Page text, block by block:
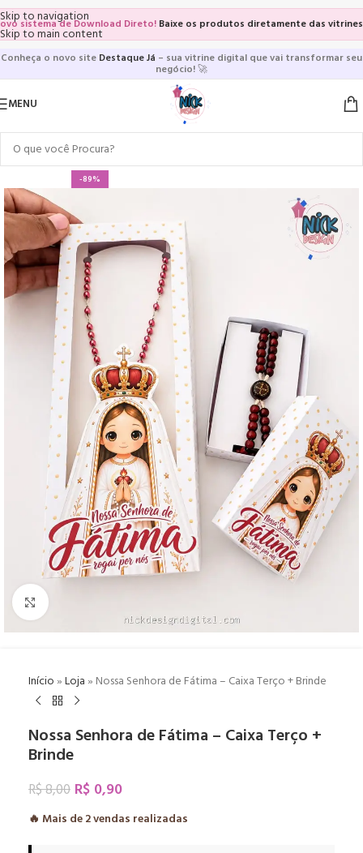
Skip to navigation
Skip to main content
de Download Direto!Baixe os produtos diretamente das vitrines e
Conheça o novo site Destaque Já – sua vitrine digital que vai transformar seu
negócio!🚀
MENU
-89%
Click to enlarge
Início»Loja» Nossa Senhora de Fátima – Caixa Terço + Brinde
Nossa Senhora de Fátima – Caixa Terço +
Brinde
R$8,00 R$ 0,90
🔥 Mais de2vendas realizadas